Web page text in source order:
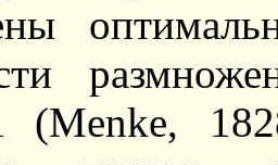
(Menke,